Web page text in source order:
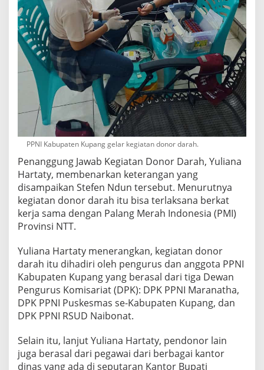
PPNI Kabupaten Kupang gelar kegiatan donor darah.
Penanggung Jawab Kegiatan Donor Darah, Yuliana
Hartaty, membenarkan keterangan yang
disampaikan Stefen Ndun tersebut. Menurutnya
kegiatan donor darah itu bisa terlaksana berkat
kerja sama dengan Palang Merah Indonesia (PMI)
Provinsi NTT.
Yuliana Hartaty menerangkan, kegiatan donor
darah itu dihadiri oleh pengurus dan anggota PPNI
Kabupaten Kupang yang berasal dari tiga Dewan
Pengurus Komisariat (DPK): DPK PPNI Maranatha,
DPK PPNI Puskesmas se-Kabupaten Kupang, dan
DPK PPNI RSUD Naibonat.
Selain itu, lanjut Yuliana Hartaty, pendonor lain
juga berasal dari pegawai dari berbagai kantor
dinas yang ada di seputaran Kantor Bupati